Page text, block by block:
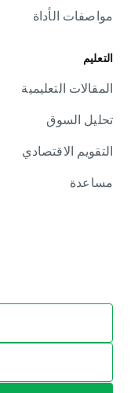
مواصفات الأداة
التعليم
المقالات التعليمية
تحليل السوق
التقويم الاقتصادي
مساعدة